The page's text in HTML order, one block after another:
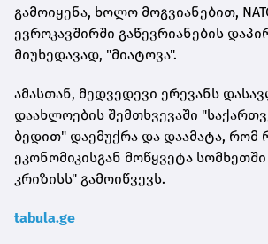
გამოიყენა, ხოლო მოგვიანებით,
ევროკავშირში გაწევრიანების
მიუხედავად, "მიატოვა".
ამასთან, მედვედევი ერევანს
დაახლოების შემთხვევაში
ბედით" დაემუქრა და დაამატა, რომ
ეკონომიკისგან მოწყვეტა
კრიზისს" გამოიწვევს.
tabula.ge